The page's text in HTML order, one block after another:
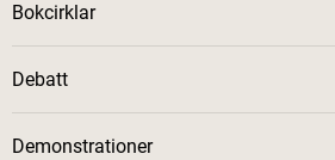
Bokcirklar
Debatt
Demonstrationer